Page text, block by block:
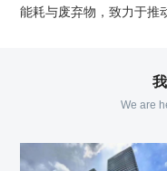
能耗与废弃物，致力于推
We are